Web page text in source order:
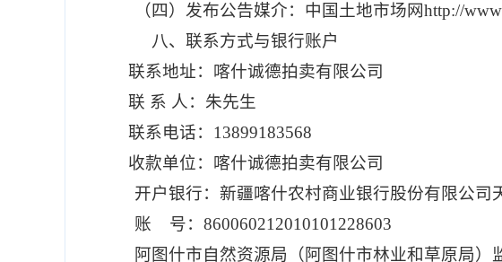
（四）发布公告媒介：中国土地市场网http://
八、 联系方式与银行账户
联系地址：喀什诚德拍卖有限公司
联 系 人： 朱先生
联系电话： 13899183568
收款单位：喀什诚德拍卖有限公司
开户银行：新疆喀什农村商业银行股份有限公司
账
号：860060212010101228603
阿图什市自然资源局（阿图什市林业和草原局）